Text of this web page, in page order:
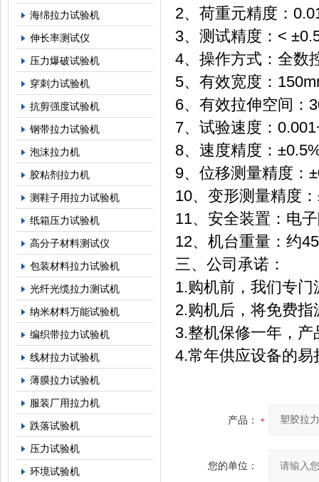
海绵拉力试验机
伸长率测试仪
压力爆破试验机
穿刺力试验机
抗剪强度试验机
钢带拉力试验机
泡沫拉力机
胶粘剂拉力机
测鞋子用拉力试验机
纸箱压力试验机
高分子材料测试仪
包装材料拉力试验机
光纤光缆拉力测试机
纳米材料万能试验机
编织带拉力试验机
线材拉力试验机
薄膜拉力试验机
服装厂用拉力机
跌落试验机
压力试验机
环境试验机
2、荷重元精度
3、测试精度：<
4、操作方式：全数
5、有效宽度：
6、有效拉伸空间：
7、试验速度：
8、速度精度：
9、位移测量精度：
10、变形测量精度
11、安全装置：电
12、机台重量：约
三、 公司承诺：
1.购机前，我们专
2.购机后，将免费
3.整机保修一年，产
4.常年供应设备的
产品：
您的单位：